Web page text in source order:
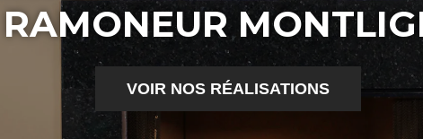
VOIR NOS RÉALISATIONS